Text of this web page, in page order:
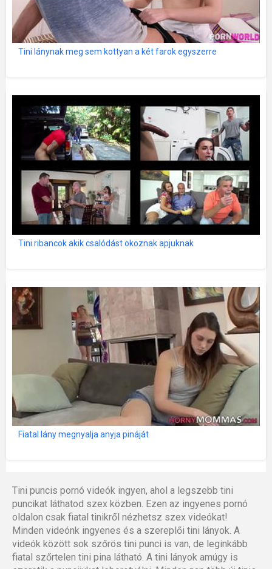
Tini lánynak meg sem kottyan a két farok egyszerre
Tini ribancok akik csalódást okoznak apjuknak
Fiatal lány megnyalja anyja pináját
Tini puncis pornó videók ingyen, ahol a legszebb tini
puncikat láthatod szex közben. Ezen az ingyenes pornó
oldalon csak fiatal tinikről nézhetsz szex videókat!
Minden videónk ingyenes és a szereplői tini lányok. A
videók között sok szőrös tini punci is van, de leginkább
fiatal szőrtelen tini pina látható. A tini lányok amúgy is